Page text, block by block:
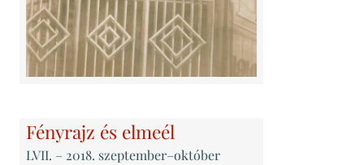
Fényrajz és elmeél
LVII. – 2018. szeptember–október